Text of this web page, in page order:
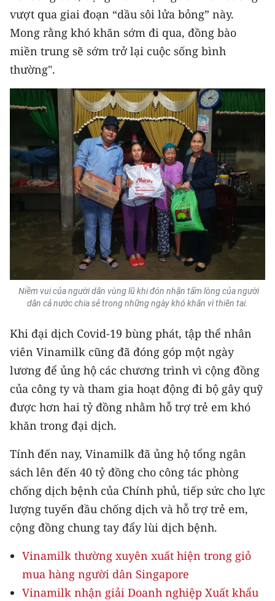
ENGLISH
中文
FRANÇAIS
РУССКИЙ
ESPAÑOL
한국어
vượt qua giai đoạn “dầu sôi lửa bỏng” này.
Mong rằng khó khăn sớm đi qua, đồng bào
miền trung sẽ sớm trở lại cuộc sống bình
thường".
Niềm vui của người dân vùng lũ khi đón nhận tấm lòng của người
dân cả nước chia sẻ trong những ngày khó khăn vì thiên tai.
Khi đại dịch Covid-19 bùng phát, tập thể nhân
viên Vinamilk cũng đã đóng góp một ngày
lương để ủng hộ các chương trình vì cộng đồng
của công ty và tham gia hoạt động đi bộ gây quỹ
được hơn hai tỷ đồng nhằm hỗ trợ trẻ em khó
khăn trong đại dịch.
Tính đến nay, Vinamilk đã ủng hộ tổng ngân
sách lên đến 40 tỷ đồng cho công tác phòng
chống dịch bệnh của Chính phủ, tiếp sức cho lực
lượng tuyến đầu chống dịch và hỗ trợ trẻ em,
cộng đồng chung tay đẩy lùi dịch bệnh.
Vinamilk thường xuyên xuất hiện trong giỏ
mua hàng người dân Singapore
Vinamilk nhận giải Doanh nghiệp Xuất khẩu